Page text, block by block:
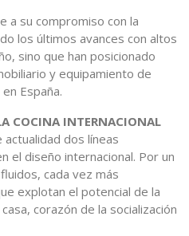
a su compromiso con la
los últimos avances con altos
sino que han posicionado
y equipamiento de
España.
COCINA INTERNACIONAL
actualidad dos líneas
el diseño internacional. Por un
cada vez más
explotan el potencial de la
corazón de la socialización